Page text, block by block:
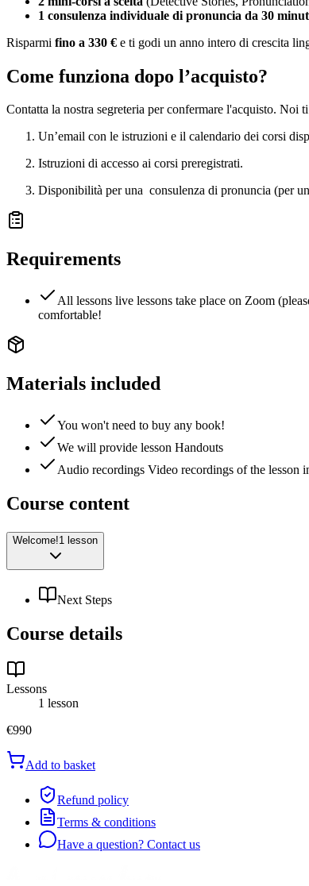
1 consulenza individuale di pronuncia da 30
Risparmi fino a 330 € e ti godi un anno intero di crescita
Come funziona dopo l’acquisto?
Contatta la nostra segreteria per confermare l'acquisto. Noi
Un’email con le istruzioni e il calendario dei corsi
Istruzioni di accesso ai corsi preregistrati.
Disponibilità per una consulenza di pronuncia (per
Requirements
All lessons live lessons take place on Zoom
comfortable!
Materials included
You won't need to buy any book!
We will provide lesson Handouts
Audio recordings Video recordings of the lesson
Course content
Welcome!1 lesson
Next Steps
Course details
Lessons
1 lesson
€990
Add to basket
Refund policy
Terms & conditions
Have a question? Contact us